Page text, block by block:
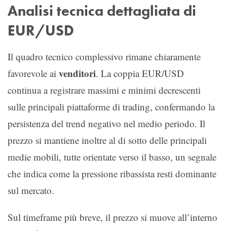
Analisi tecnica dettagliata di
EUR/USD
Il quadro tecnico complessivo rimane chiaramente
favorevole ai venditori. La coppia EUR/USD
continua a registrare massimi e minimi decrescenti
sulle principali piattaforme di trading, confermando la
persistenza del trend negativo nel medio periodo. Il
prezzo si mantiene inoltre al di sotto delle principali
medie mobili, tutte orientate verso il basso, un segnale
che indica come la pressione ribassista resti dominante
sul mercato.
Sul timeframe più breve, il prezzo si muove all’interno